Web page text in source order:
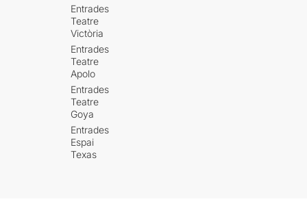
Entrades
Teatre
Victòria
Entrades
Teatre
Apolo
Entrades
Teatre
Goya
Entrades
Espai
Texas